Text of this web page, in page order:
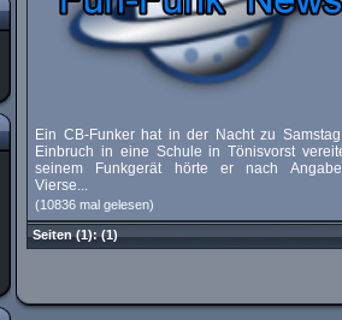
Ein CB-Funker hat in der Nacht zu
Einbruch in eine Schule in Tönisvorst
seinem Funkgerät hörte er nach
Vierse...
(10836 mal gelesen)
Seiten(1):(1)